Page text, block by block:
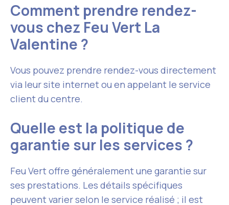
Comment prendre rendez-
vous chez Feu Vert La
Valentine ?
Vous pouvez prendre rendez-vous directement
via leur site internet ou en appelant le service
client du centre.
Quelle est la politique de
garantie sur les services ?
Feu Vert offre généralement une garantie sur
ses prestations. Les détails spécifiques
peuvent varier selon le service réalisé ; il est